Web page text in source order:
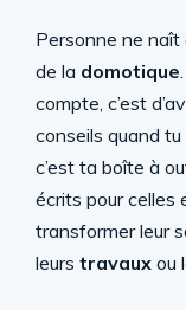
Personne ne
de la domotique
compte, c’est
conseils quand
c’est ta boîte à
écrits pour celles
transformer leur
leurs travaux ou